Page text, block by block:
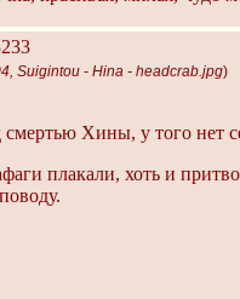
Suigintou - Hina - headcrab.jpg)
смертью Хины, у того нет
плакали, хоть и